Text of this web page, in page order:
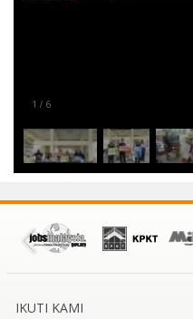
1 / 6
IKUTI KAMI